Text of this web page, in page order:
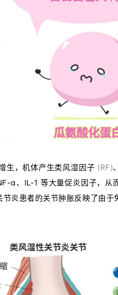
生，机体产生类风湿因子 (RF)
α、IL-1 等大量促炎因子，从
节炎患者的关节肿胀反映了由于